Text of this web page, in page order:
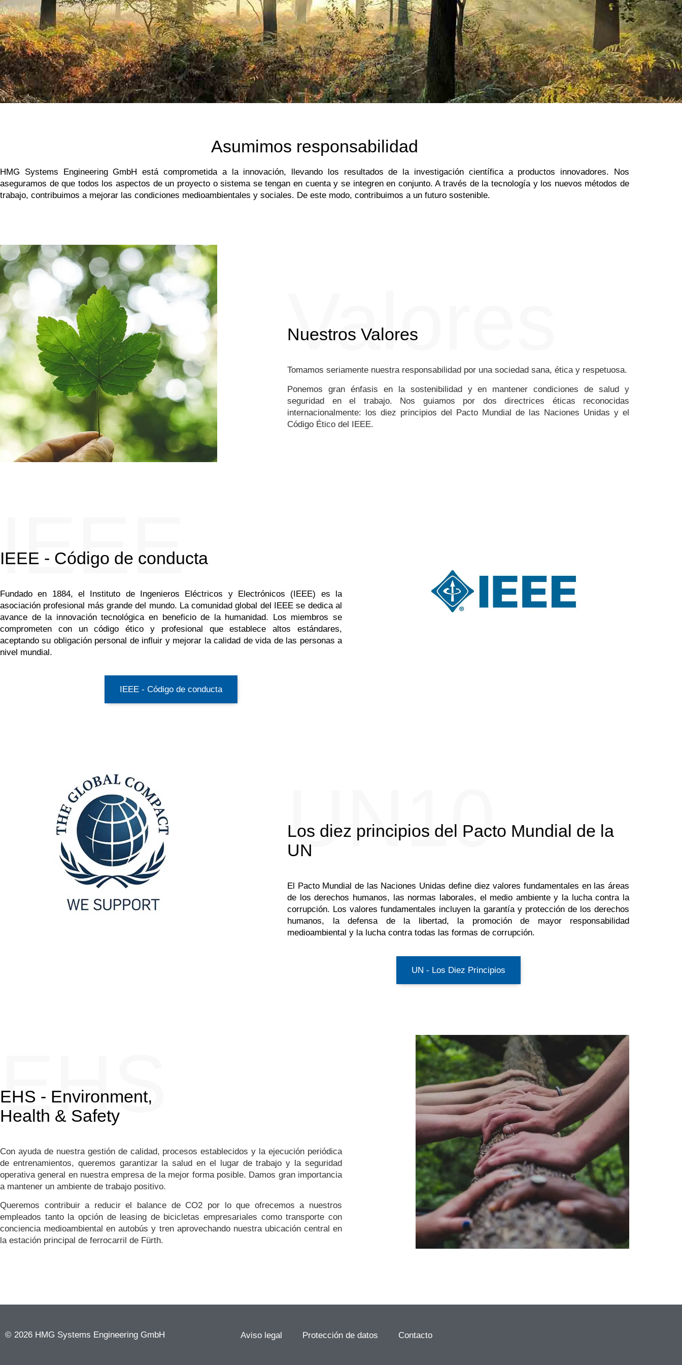
Asumimos responsabilidad
HMG Systems Engineering GmbH está comprometida a la innovación, llevando los resultados de la investigación científica a productos innovadores. Nos
aseguramos de que todos los aspectos de un proyecto o sistema se tengan en cuenta y se integren en conjunto. A través de la tecnología y los nuevos métodos de
trabajo, contribuimos a mejorar las condiciones medioambientales y sociales. De este modo, contribuimos a un futuro sostenible.
Valores
Nuestros Valores
Tomamos seriamente nuestra responsabilidad por una sociedad sana, ética y respetuosa.
Ponemos gran énfasis en la sostenibilidad y en mantener condiciones de salud y
seguridad en el trabajo. Nos guiamos por dos directrices éticas reconocidas
internacionalmente: los diez principios del Pacto Mundial de las Naciones Unidas y el
Código Ético del IEEE.
IEEE
IEEE - Código de conducta
Fundado en 1884, el Instituto de Ingenieros Eléctricos y Electrónicos (IEEE) es la
asociación profesional más grande del mundo. La comunidad global del IEEE se dedica al
avance de la innovación tecnológica en beneficio de la humanidad. Los miembros se
comprometen con un código ético y profesional que establece altos estándares,
aceptando su obligación personal de influir y mejorar la calidad de vida de las personas a
nivel mundial.
IEEE - Código de conducta
UN10
Los diez principios del Pacto Mundial de la
UN
El Pacto Mundial de las Naciones Unidas define diez valores fundamentales en las áreas
de los derechos humanos, las normas laborales, el medio ambiente y la lucha contra la
corrupción. Los valores fundamentales incluyen la garantía y protección de los derechos
humanos, la defensa de la libertad, la promoción de mayor responsabilidad
medioambiental y la lucha contra todas las formas de corrupción.
UN - Los Diez Principios
EHS
EHS - Environment,
Health & Safety
Con ayuda de nuestra gestión de calidad, procesos establecidos y la ejecución periódica
de entrenamientos, queremos garantizar la salud en el lugar de trabajo y la seguridad
operativa general en nuestra empresa de la mejor forma posible. Damos gran importancia
a mantener un ambiente de trabajo positivo.
Queremos contribuir a reducir el balance de CO2 por lo que ofrecemos a nuestros
empleados tanto la opción de leasing de bicicletas empresariales como transporte con
conciencia medioambiental en autobús y tren aprovechando nuestra ubicación central en
la estación principal de ferrocarril de Fürth.
© 2026 HMG Systems Engineering GmbH Aviso legal Protección de datos Contacto